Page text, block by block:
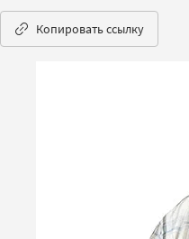
Копировать ссылку